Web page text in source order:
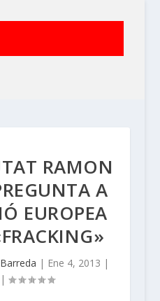
RAMON
A
EUROPEA
| Ene 4, 2013 |
|